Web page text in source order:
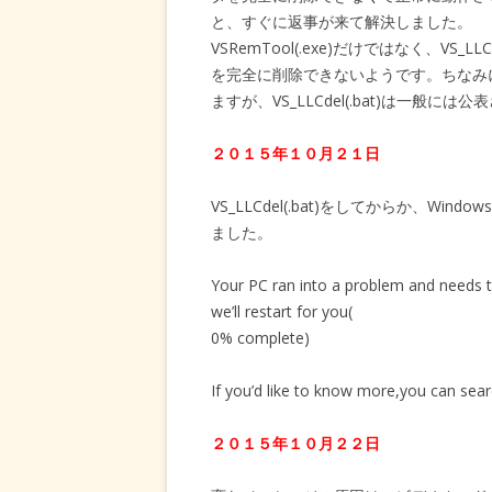
と、すぐに返事が来て解決しました。
VSRemTool(.exe)だけではなく、
を完全に削除できないようです。ちな
ますが、VS_LLCdel(.bat)は一般には公
２０１５年１０月２１日
VS_LLCdel(.bat)をしてからか、
ました。
Your PC ran into a problem and
we’ll restart for you(
0% complete)
If you’d like to know more,you can
２０１５年１０月２２日